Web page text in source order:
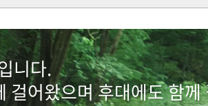
니다.
걸어왔으며 후대에도 함